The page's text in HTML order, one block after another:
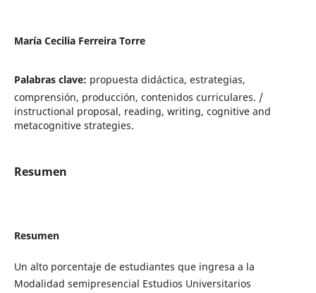
María Cecilia Ferreira Torre
Palabras clave: propuesta didáctica, estrategias,
comprensión, producción, contenidos curriculares. /
instructional proposal, reading, writing, cognitive and
metacognitive strategies.
Resumen
Resumen
Un alto porcentaje de estudiantes que ingresa a la
Modalidad semipresencial Estudios Universitarios